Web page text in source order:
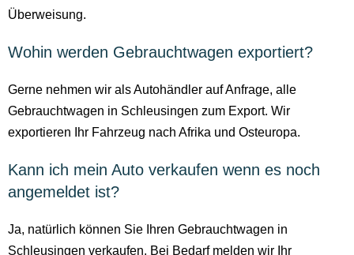
Überweisung.
Wohin werden Gebrauchtwagen exportiert?
Gerne nehmen wir als Autohändler auf Anfrage, alle
Gebrauchtwagen in Schleusingen zum Export. Wir
exportieren Ihr Fahrzeug nach Afrika und Osteuropa.
Kann ich mein Auto verkaufen wenn es noch
angemeldet ist?
Ja, natürlich können Sie Ihren Gebrauchtwagen in
Schleusingen verkaufen. Bei Bedarf melden wir Ihr